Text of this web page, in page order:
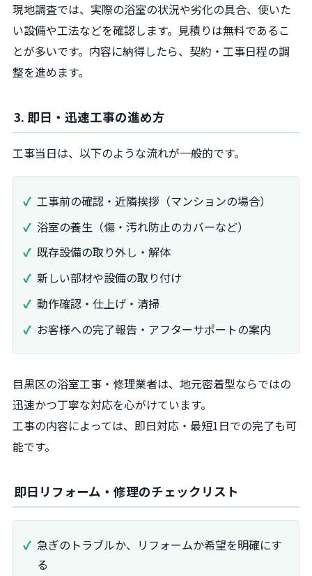
現地調査では、実際の浴室の状況や劣化の具合、使いた
い設備や工法などを確認します。見積りは無料であるこ
とが多いです。内容に納得したら、契約・工事日程の調
整を進めます。
3. 即日・迅速工事の進め方
工事当日は、以下のような流れが一般的です。
工事前の確認・近隣挨拶（マンションの場合）
浴室の養生（傷・汚れ防止のカバーなど）
既存設備の取り外し・解体
新しい部材や設備の取り付け
動作確認・仕上げ・清掃
お客様への完了報告・アフターサポートの案内
目黒区の浴室工事・修理業者は、地元密着型ならではの
迅速かつ丁寧な対応を心がけています。
工事の内容によっては、即日対応・最短1日での完了も可
能です。
即日リフォーム・修理のチェックリスト
急ぎのトラブルか、リフォームか希望を明確にす
る